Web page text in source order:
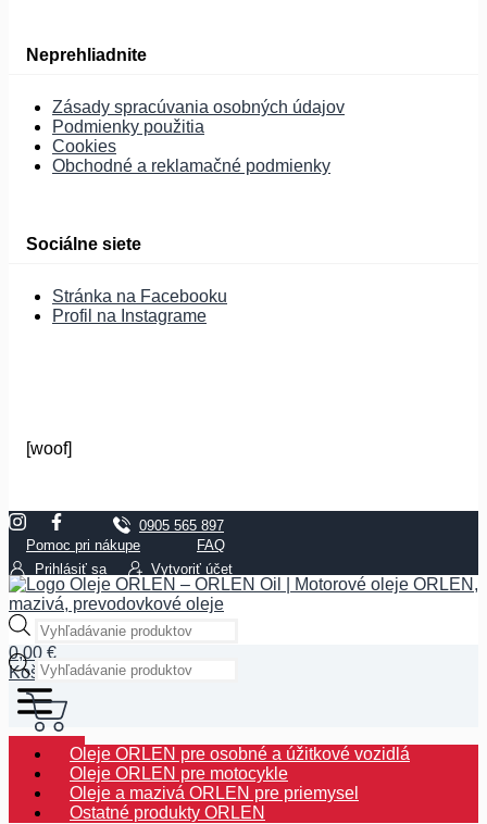
Neprehliadnite
Zásady spracúvania osobných údajov
Podmienky použitia
Cookies
Obchodné a reklamačné podmienky
Sociálne siete
Stránka na Facebooku
Profil na Instagrame
[woof]
0905 565 897
Pomoc pri nákupe
FAQ
Prihlásiť sa
Vytvoriť účet
Products
search
0,00 €
Košík
Pokladňa
Products
search
Oleje ORLEN pre osobné a úžitkové vozidlá
Oleje ORLEN pre motocykle
Oleje a mazivá ORLEN pre priemysel
Ostatné produkty ORLEN